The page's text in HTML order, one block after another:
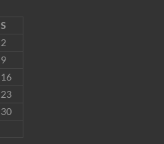
S
2
9
16
23
30